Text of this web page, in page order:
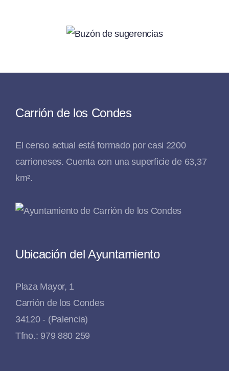
Carrión de los Condes
El censo actual está formado por casi 2200
carrioneses. Cuenta con una superficie de 63,37
km².
Ubicación del Ayuntamiento
Plaza Mayor, 1
Carrión de los Condes
34120 - (Palencia)
Tfno.: 979 880 259